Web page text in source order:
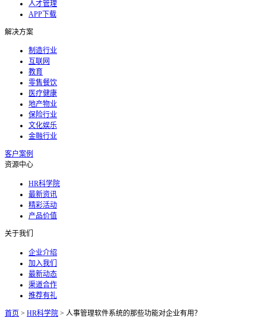
人才管理
APP下载
解决方案
制造行业
互联网
教育
零售餐饮
医疗健康
地产物业
保险行业
文化娱乐
金融行业
客户案例
资源中心
HR科学院
最新资讯
精彩活动
产品价值
关于我们
企业介绍
加入我们
最新动态
渠道合作
推荐有礼
首页 > HR科学院 > 人事管理软件系统的那些功能对企业有用？